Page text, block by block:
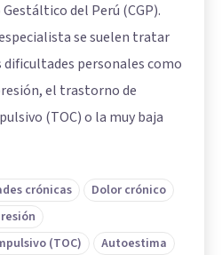
del Perú (CGP).
se suelen tratar
dificultades personales como
el trastorno de
(TOC) o la muy baja
crónicas
Dolor crónico
(TOC)
Autoestima